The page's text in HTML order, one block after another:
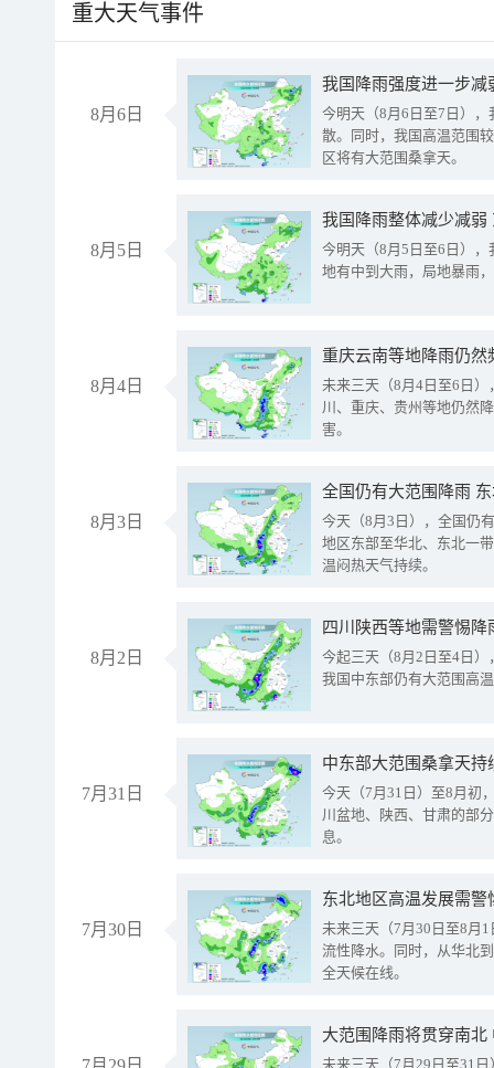
重大天气事件
8月6日
今明天（8月6日至7日）
散。同时，我国高温范围
区将有大范围桑拿天。
8月5日
我国降雨整体减少减弱
今明天（8月5日至6日）
地有中到大雨，局地暴雨
8月4日
重庆云南等地降雨仍然
未来三天（8月4日至6日
川、重庆、贵州等地仍然
害。
8月3日
全国仍有大范围降雨
今天（8月3日），全国仍
地区东部至华北、东北一
温闷热天气持续。
8月2日
今起三天（8月2日至4日
我国中东部仍有大范围高
7月31日
中东部大范围桑拿天
今天（7月31日）至8月初
川盆地、陕西、甘肃的部
息。
7月30日
东北地区高温发展需
未来三天（7月30日至8月
流性降水。同时，从华北
全天候在线。
大范围降雨将贯穿南
未来三天（7月29日至31